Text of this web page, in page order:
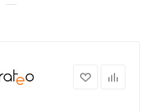
—